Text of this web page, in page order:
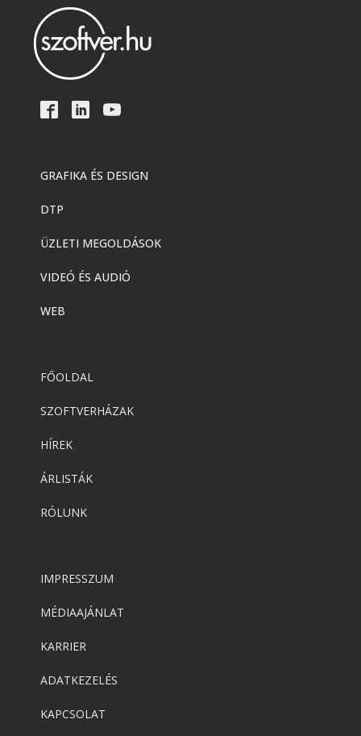
GRAFIKA ÉS DESIGN
DTP
ÜZLETI MEGOLDÁSOK
VIDEÓ ÉS AUDIÓ
WEB
FŐOLDAL
SZOFTVERHÁZAK
HÍREK
ÁRLISTÁK
RÓLUNK
IMPRESSZUM
MÉDIAAJÁNLAT
KARRIER
ADATKEZELÉS
KAPCSOLAT